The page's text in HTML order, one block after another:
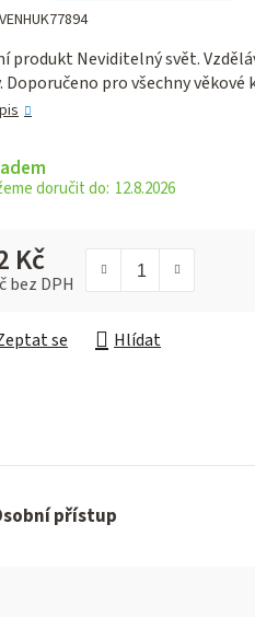
produkt Neviditelný svět.
Doporučeno pro všechny věkové
12.8.2026
Kč
bez DPH
se Hlídat
přístup